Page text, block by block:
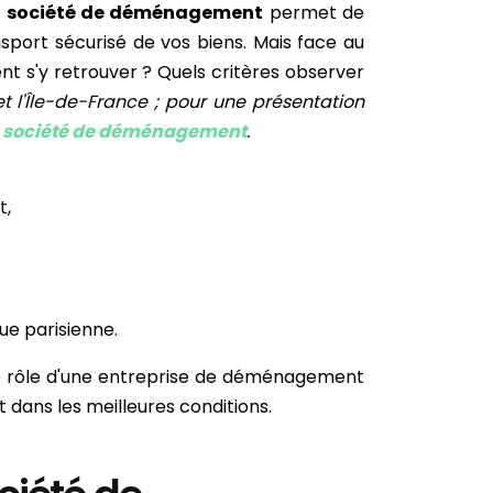
société de déménagement permet de
sécurisé de vos biens. Mais face au
s'y retrouver ? Quels critères observer
l'Île-de-France ; pour une présentation
société de déménagement.
parisienne.
rôle d'une entreprise de déménagement
les meilleures conditions.